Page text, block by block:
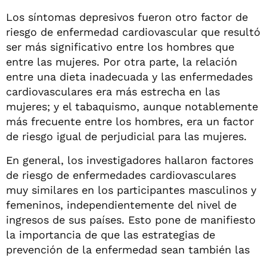
Los síntomas depresivos fueron otro factor de
riesgo de enfermedad cardiovascular que resultó
ser más significativo entre los hombres que
entre las mujeres. Por otra parte, la relación
entre una dieta inadecuada y las enfermedades
cardiovasculares era más estrecha en las
mujeres; y el tabaquismo, aunque notablemente
más frecuente entre los hombres, era un factor
de riesgo igual de perjudicial para las mujeres.
En general, los investigadores hallaron factores
de riesgo de enfermedades cardiovasculares
muy similares en los participantes masculinos y
femeninos, independientemente del nivel de
ingresos de sus países. Esto pone de manifiesto
la importancia de que las estrategias de
prevención de la enfermedad sean también las